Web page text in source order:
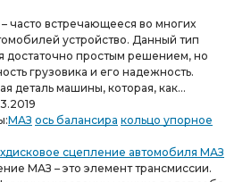
часто встречающееся во многих
устройство. Данный тип
достаточно простым решением, но
грузовика и его надежность.
деталь машины, которая, как...
МАЗ ось балансира кольцо упорное
сцепление автомобиля МАЗ
МАЗ – это элемент трансмиссии.